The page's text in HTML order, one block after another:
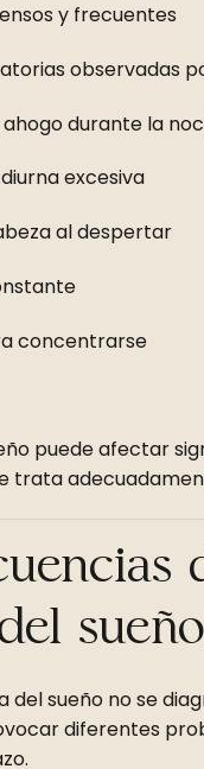
y frecuentes
observadas
ahogo durante la
excesiva
al despertar
concentrarse
puede afectar
trata
sueño
del sueño no se
diferentes